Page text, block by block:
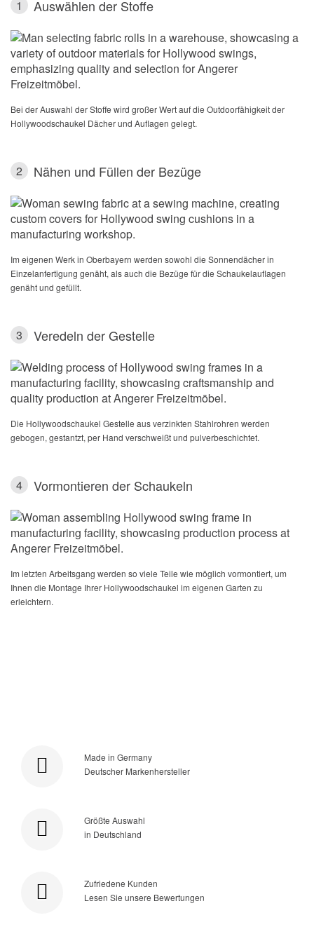
1 Auswählen der Stoffe
Bei der Auswahl der Stoffe wird großer Wert auf die Outdoorfähigkeit der
Hollywoodschaukel Dächer und Auflagen gelegt.
2 Nähen und Füllen der Bezüge
Im eigenen Werk in Oberbayern werden sowohl die Sonnendächer in
Einzelanfertigung genäht, als auch die Bezüge für die Schaukelauflagen
genäht und gefüllt.
3 Veredeln der Gestelle
Die Hollywoodschaukel Gestelle aus verzinkten Stahlrohren werden
gebogen, gestantzt, per Hand verschweißt und pulverbeschichtet.
4 Vormontieren der Schaukeln
Im letzten Arbeitsgang werden so viele Teile wie möglich vormontiert, um
Ihnen die Montage Ihrer Hollywoodschaukel im eigenen Garten zu
erleichtern.
Made in Germany
Deutscher Markenhersteller
Größte Auswahl
in Deutschland
Zufriedene Kunden
Lesen Sie unsere Bewertungen